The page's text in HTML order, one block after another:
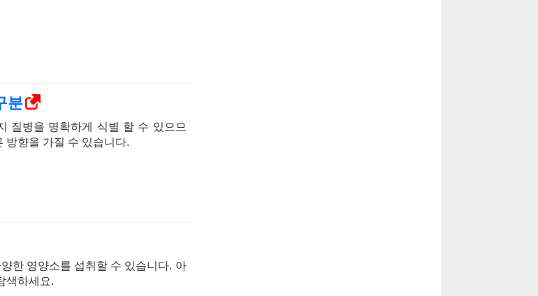
분
질병을 명확하게 식별 할 수 있으므
방향을 가질 수 있습니다.
한 영양소를 섭취할 수 있습니다. 아
색하세요.